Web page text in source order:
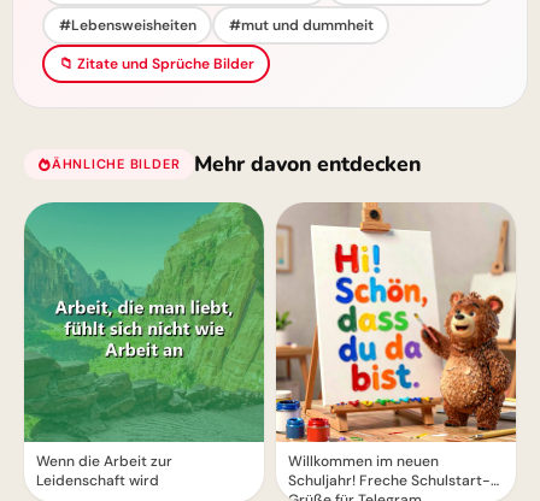
#Lebensweisheiten
#mut und dummheit
📁 Zitate und Sprüche Bilder
ÄHNLICHE BILDER Mehr davon entdecken
Wenn die Arbeit zur
Leidenschaft wird
Willkommen im neuen
Schuljahr! Freche Schulstart-